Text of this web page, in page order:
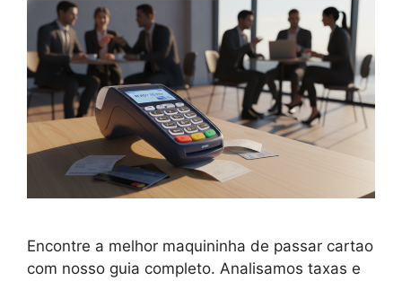
Encontre a melhor maquininha de passar cartao
com nosso guia completo. Analisamos taxas e